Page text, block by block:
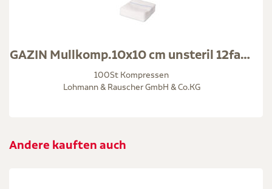
GAZIN Mullkomp.10x10 cm unsteril 12fach RK
100St Kompressen
Lohmann & Rauscher GmbH & Co.KG
Andere kauften auch